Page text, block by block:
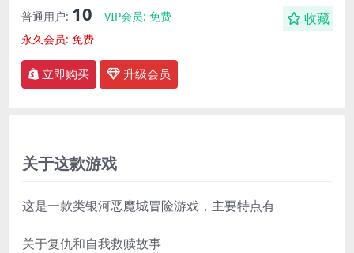
普通用户: 10 VIP会员: 免费
永久会员: 免费
收藏
立即购买 升级会员
关于这款游戏
这是一款类银河恶魔城冒险游戏，主要特点有
关于复仇和自我救赎故事